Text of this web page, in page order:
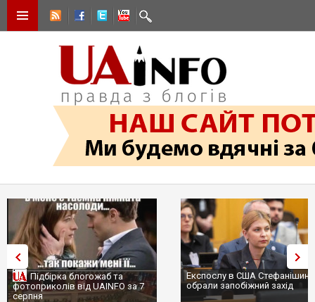
Підбірка блогожаб та
фотоприколів від UAINFO за 7
серпня
Експослу в США
обрали запобіжний захід